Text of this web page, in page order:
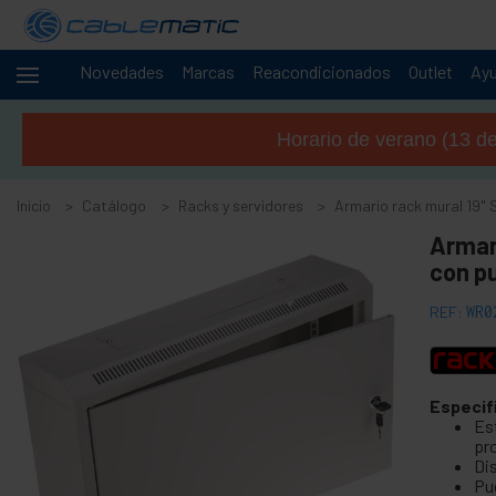
Novedades Marcas Reacondicionados Outlet
Cables +
servidores
Armario rack 19" de pie MobiRack
Armario rack mural 19" SOHORack
Rack 19" mural SOHORack 150
Rack 19" mural SOHORack 200
Rack 19" mural SOHORack 300
Rack 19" mural SOHORack 300 DIY
Horario de verano (13
Inicio Catálogo Racks y servidores Armario rack mural 19"
con
REF: